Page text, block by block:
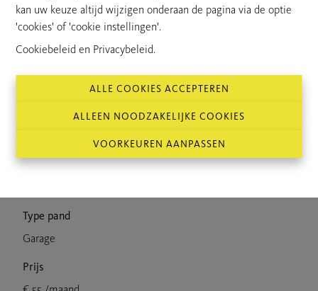
kan uw keuze altijd wijzigen onderaan de pagina via de optie
'cookies' of 'cookie instellingen'.
Cookiebeleid en Privacybeleid.
ALLE COOKIES ACCEPTEREN
ALLEEN NOODZAKELIJKE COOKIES
VOORKEUREN AANPASSEN
Huurprijs: 55 euro
Kenmerken
Type pand
Garage
Prijs